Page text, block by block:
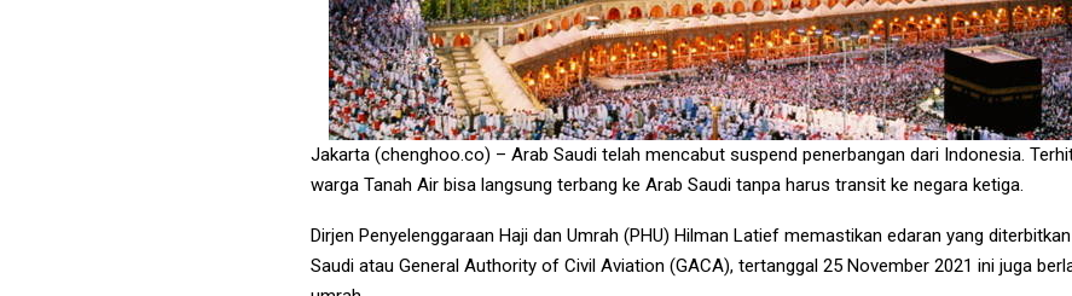
Jakarta (chenghoo.co) – Arab Saudi telah mencabut suspend penerbangan dari Indonesia.
warga Tanah Air bisa langsung terbang ke Arab Saudi tanpa harus transit ke negara ketiga.
Dirjen Penyelenggaraan Haji dan Umrah (PHU) Hilman Latief memastikan edaran yang
Saudi atau General Authority of Civil Aviation (GACA), tertanggal 25 November 2021 ini juga